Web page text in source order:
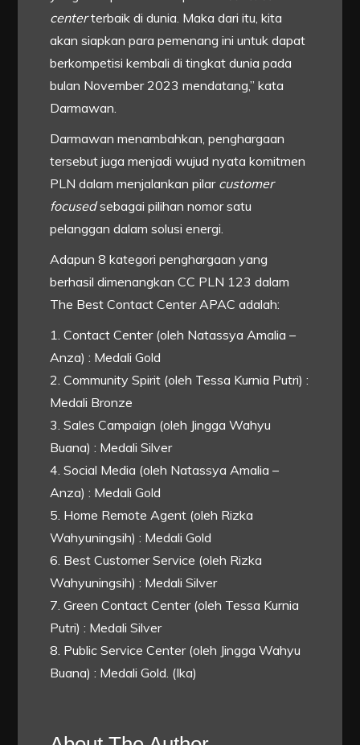
centerterbaik di dunia. Maka dari itu, kita
akan siapkan para pemenang ini untuk dapat
berkompetisi kembali di tingkat dunia pada
bulan November 2023 mendatang,” kata
Darmawan.
Darmawan menambahkan, penghargaan
tersebut juga menjadi wujud nyata komitmen
PLN dalam menjalankan pilar customer
focusedsebagai pilihan nomor satu
pelanggan dalam solusi energi.
Adapun 8 kategori penghargaan yang
berhasil dimenangkan CC PLN 123 dalam
The Best Contact Center APAC adalah:
1. Contact Center (oleh Natassya Amalia –
Anza) : Medali Gold
2. Community Spirit (oleh Tessa Kurnia Putri) :
Medali Bronze
3. Sales Campaign (oleh Jingga Wahyu
Buana) : Medali Silver
4. Social Media (oleh Natassya Amalia –
Anza) : Medali Gold
5. Home Remote Agent (oleh Rizka
Wahyuningsih) : Medali Gold
6. Best Customer Service (oleh Rizka
Wahyuningsih) : Medali Silver
7. Green Contact Center (oleh Tessa Kurnia
Putri) : Medali Silver
8. Public Service Center (oleh Jingga Wahyu
Buana) : Medali Gold. (Ika)